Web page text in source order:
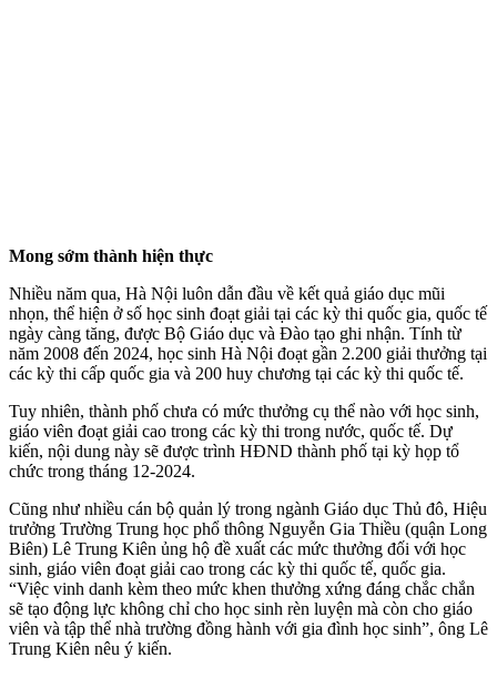
Mong sớm thành hiện thực
Nhiều năm qua, Hà Nội luôn dẫn đầu về kết quả giáo dục mũi
nhọn, thể hiện ở số học sinh đoạt giải tại các kỳ thi quốc gia, quốc tế
ngày càng tăng, được Bộ Giáo dục và Đào tạo ghi nhận. Tính từ
năm 2008 đến 2024, học sinh Hà Nội đoạt gần 2.200 giải thưởng tại
các kỳ thi cấp quốc gia và 200 huy chương tại các kỳ thi quốc tế.
Tuy nhiên, thành phố chưa có mức thưởng cụ thể nào với học sinh,
giáo viên đoạt giải cao trong các kỳ thi trong nước, quốc tế. Dự
kiến, nội dung này sẽ được trình HĐND thành phố tại kỳ họp tổ
chức trong tháng 12-2024.
Cũng như nhiều cán bộ quản lý trong ngành Giáo dục Thủ đô, Hiệu
trưởng Trường Trung học phổ thông Nguyễn Gia Thiều (quận Long
Biên) Lê Trung Kiên ủng hộ đề xuất các mức thưởng đối với học
sinh, giáo viên đoạt giải cao trong các kỳ thi quốc tế, quốc gia.
“Việc vinh danh kèm theo mức khen thưởng xứng đáng chắc chắn
sẽ tạo động lực không chỉ cho học sinh rèn luyện mà còn cho giáo
viên và tập thể nhà trường đồng hành với gia đình học sinh”, ông Lê
Trung Kiên nêu ý kiến.